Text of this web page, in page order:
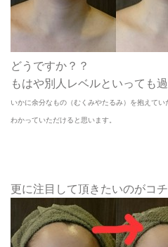
どうですか？？
もはや別人レベルといっても
いかに余分なもの（むくみやたるみ）を抱えてい
わかっていただけると思います。
更に注目して頂きたいのがコ